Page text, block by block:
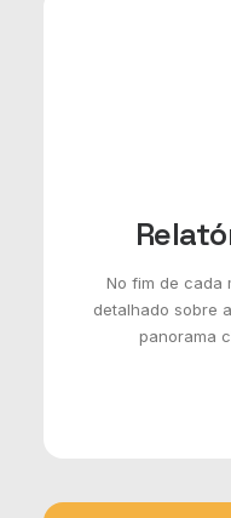
No fim de cada
detalhado sobre
panorama